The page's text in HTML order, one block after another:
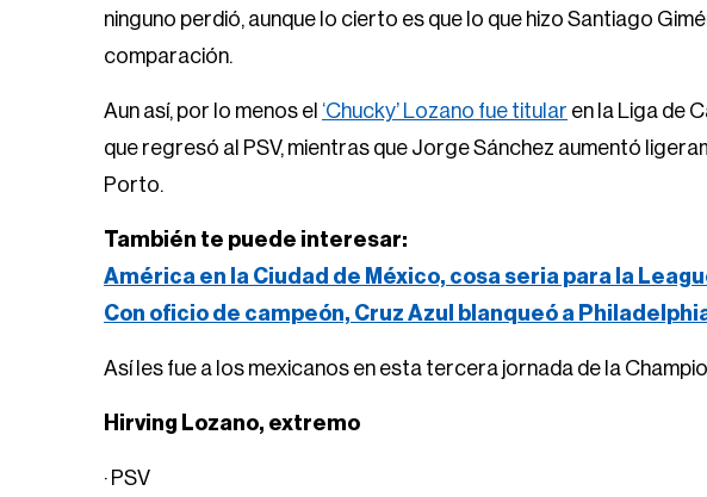
ninguno perdió, aunque lo cierto es que lo que hizo Santiago
comparación.
Aun así, por lo menos el ‘Chucky’ Lozano fue titular en la Liga de
que regresó al PSV, mientras que Jorge Sánchez aumentó
Porto.
También te puede interesar:
América en la Ciudad de México, cosa seria para la
Con oficio de campeón, Cruz Azul blanqueó a
Así les fue a los mexicanos en esta tercera jornada de la
Hirving Lozano, extremo
· PSV